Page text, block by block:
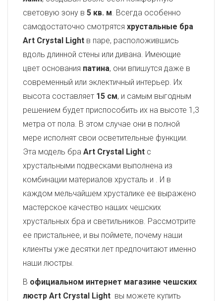
световую зону в 5 кв. м. Всегда особенно
самодостаточно смотрятся хрустальные бра
Art Crystal Light в паре, расположившись
вдоль длинной стены или дивана. Имеющие
цвет основания патина, они впишутся даже в
современный или эклектичный интерьер. Их
высота составляет 15 см, и самым выгодным
решением будет приспособить их на высоте 1,3
метра от пола. В этом случае они в полной
мере исполнят свои осветительные функции.
Эта модель бра Art Crystal Light с
хрустальными подвесками выполнена из
комбинации материалов хрусталь и . И в
каждом мельчайшем хрусталике ее выражено
мастерское качество наших чешских
хрустальных бра и светильников. Рассмотрите
ее пристальнее, и вы поймете, почему наши
клиенты уже десятки лет предпочитают именно
наши люстры.
В официальном интернет магазине чешских
люстр Art Crystal Light вы можете купить